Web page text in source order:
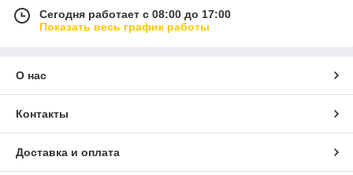
Сегодня работает с 08:00 до 17:00
Показать весь график работы
О нас
Контакты
Доставка и оплата